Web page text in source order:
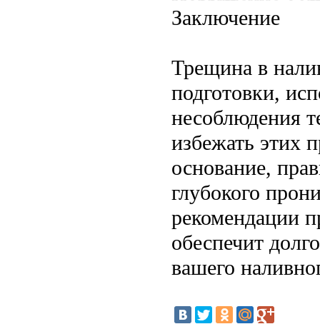
Заключение
Трещина в
подготовки,
несоблюдения
избежать этих
основание,
глубокого
рекомендации
обеспечит
вашего